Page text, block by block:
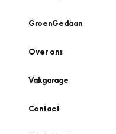
GroenGedaan
Over ons
Vakgarage
Contact